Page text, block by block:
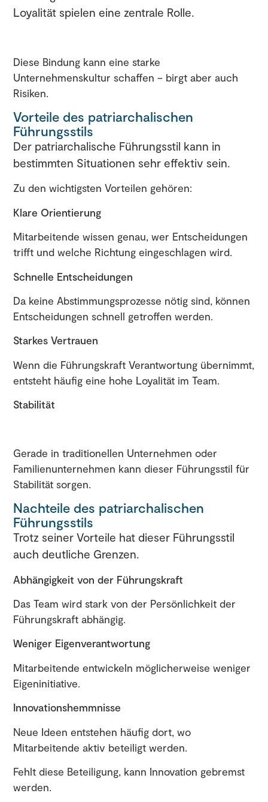
Loyalität spielen eine zentrale Rolle.
Diese Bindung kann eine starke
Unternehmenskultur schaffen – birgt aber auch
Risiken.
Vorteile des patriarchalischen
Führungsstils
Der patriarchalische Führungsstil kann in
bestimmten Situationen sehr effektiv sein.
Zu den wichtigsten Vorteilen gehören:
Klare Orientierung
Mitarbeitende wissen genau, wer Entscheidungen
trifft und welche Richtung eingeschlagen wird.
Schnelle Entscheidungen
Da keine Abstimmungsprozesse nötig sind, können
Entscheidungen schnell getroffen werden.
Starkes Vertrauen
Wenn die Führungskraft Verantwortung übernimmt,
entsteht häufig eine hohe Loyalität im Team.
Stabilität
Gerade in traditionellen Unternehmen oder
Familienunternehmen kann dieser Führungsstil für
Stabilität sorgen.
Nachteile des patriarchalischen
Führungsstils
Trotz seiner Vorteile hat dieser Führungsstil
auch deutliche Grenzen.
Abhängigkeit von der Führungskraft
Das Team wird stark von der Persönlichkeit der
Führungskraft abhängig.
Weniger Eigenverantwortung
Mitarbeitende entwickeln möglicherweise weniger
Eigeninitiative.
Innovationshemmnisse
Neue Ideen entstehen häufig dort, wo
Mitarbeitende aktiv beteiligt werden.
Fehlt diese Beteiligung, kann Innovation gebremst
werden.